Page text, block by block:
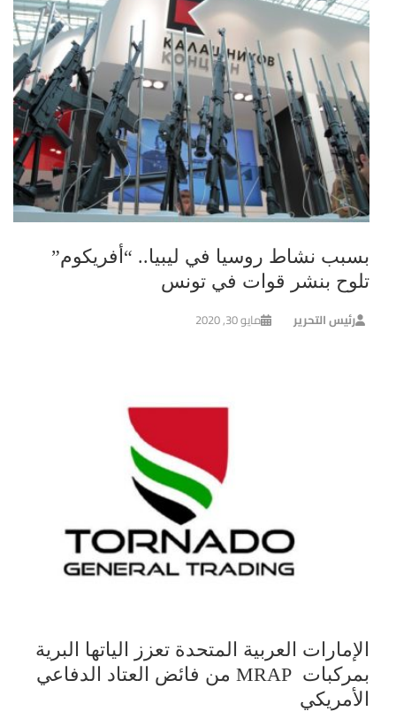
بسبب نشاط روسيا في ليبيا.. “أفريكوم”
تلوح بنشر قوات في تونس
رئيس التحرير مايو 30, 2020
الإمارات العربية المتحدة تعزز الياتها البرية
بمركبات MRAP من فائض العتاد الدفاعي
الأمريكي